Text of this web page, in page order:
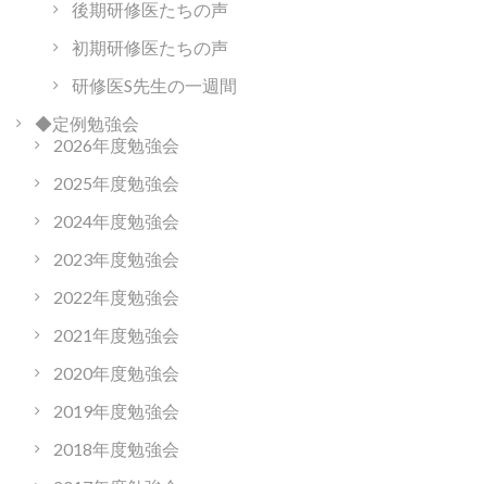
後期研修医たちの声
初期研修医たちの声
研修医S先生の一週間
◆定例勉強会
2026年度勉強会
2025年度勉強会
2024年度勉強会
2023年度勉強会
2022年度勉強会
2021年度勉強会
2020年度勉強会
2019年度勉強会
2018年度勉強会